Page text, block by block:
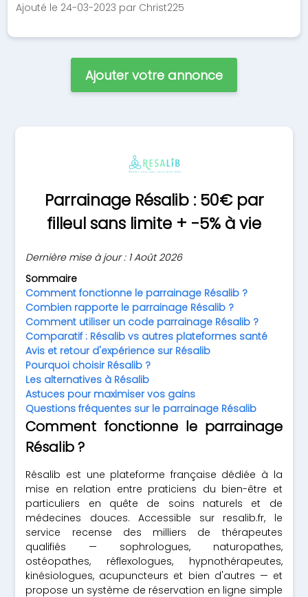
Ajouté le 24-03-2023 par Christ225
Ajouter votre annonce
Parrainage Résalib : 50€ par
filleul sans limite + -5% à vie
Dernière mise à jour : 1 Août 2026
Sommaire
Comment fonctionne le parrainage Résalib ?
Combien rapporte le parrainage Résalib ?
Comment utiliser un code parrainage Résalib ?
Comparatif : Résalib vs autres plateformes santé
Avis et retour d'expérience sur Résalib
Pourquoi choisir Résalib ?
Les alternatives à Résalib
Astuces pour maximiser vos gains
Questions fréquentes sur le parrainage Résalib
Comment fonctionne le parrainage
Résalib ?
Résalib est une plateforme française dédiée à la
mise en relation entre praticiens du bien-être et
particuliers en quête de soins naturels et de
médecines douces. Accessible sur resalib.fr, le
service recense des milliers de thérapeutes
qualifiés — sophrologues, naturopathes,
ostéopathes, réflexologues, hypnothérapeutes,
kinésiologues, acupuncteurs et bien d'autres — et
propose un système de réservation en ligne simple